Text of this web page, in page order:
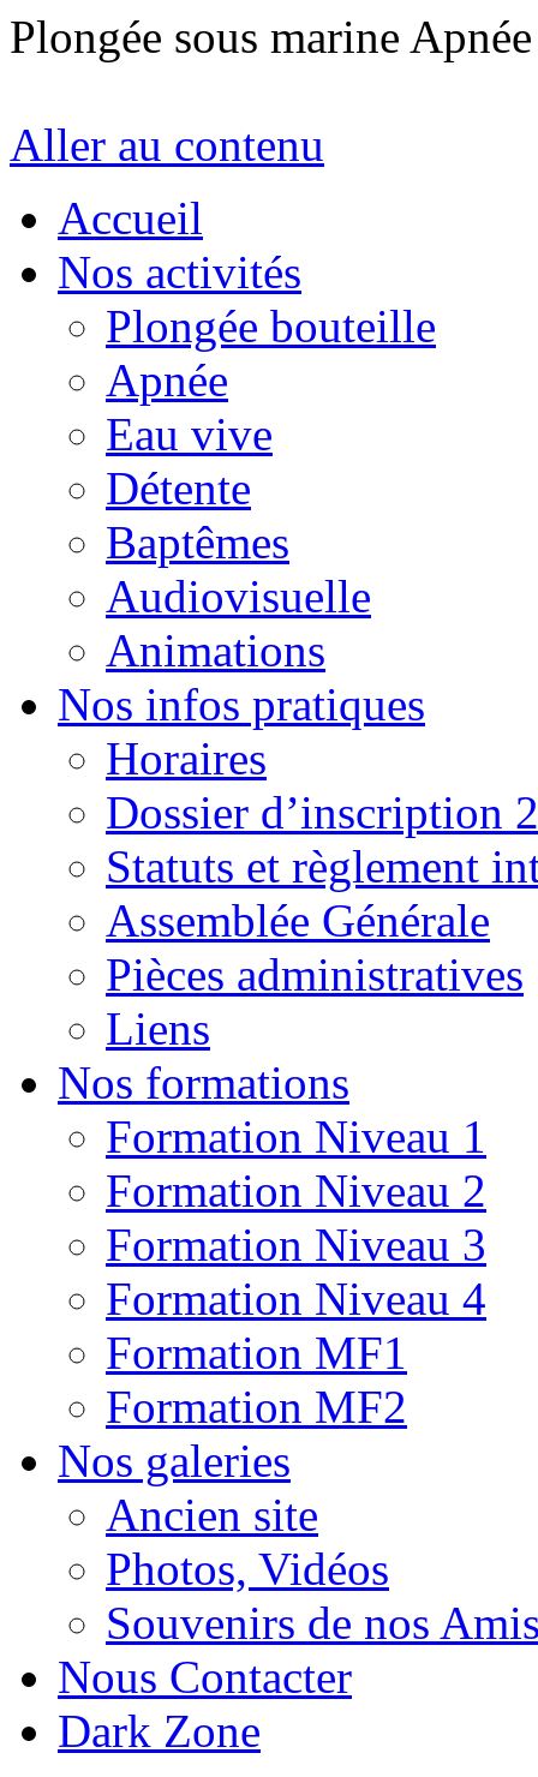
Plongée sous marine
Aller au contenu
Accueil
Nos activités
Plongée bouteille
Apnée
Eau vive
Détente
Baptêmes
Audiovisuelle
Animations
Nos infos pratiques
Horaires
Dossier d’inscription
Statuts et règlement
Assemblée Générale
Pièces administratives
Liens
Nos formations
Formation Niveau 1
Formation Niveau 2
Formation Niveau 3
Formation Niveau 4
Formation MF1
Formation MF2
Nos galeries
Ancien site
Photos, Vidéos
Souvenirs de nos
Nous Contacter
Dark Zone